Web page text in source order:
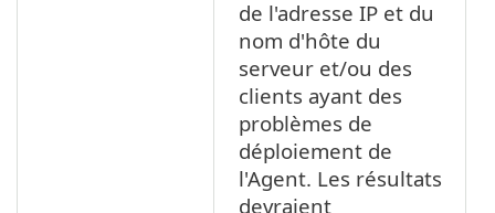
de l'adresse IP et du
nom d'hôte du
serveur et/ou des
clients ayant des
problèmes de
déploiement de
l'Agent. Les résultats
devraient